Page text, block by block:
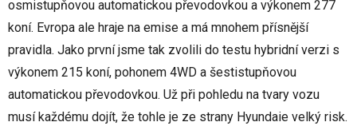
osmistupňovou automatickou převodovkou a výkonem 277
koní. Evropa ale hraje na emise a má mnohem přísnější
pravidla. Jako první jsme tak zvolili do testu hybridní verzi s
výkonem 215 koní, pohonem 4WD a šestistupňovou
automatickou převodovkou. Už při pohledu na tvary vozu
musí každému dojít, že tohle je ze strany Hyundaie velký risk.